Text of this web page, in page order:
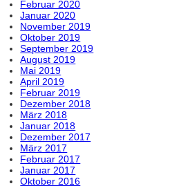
Februar 2020
Januar 2020
November 2019
Oktober 2019
September 2019
August 2019
Mai 2019
April 2019
Februar 2019
Dezember 2018
März 2018
Januar 2018
Dezember 2017
März 2017
Februar 2017
Januar 2017
Oktober 2016